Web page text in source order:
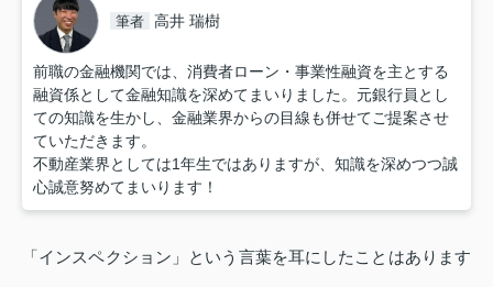
筆者 高井 瑞樹
前職の金融機関では、消費者ローン・事業性融資を主とする
融資係として金融知識を深めてまいりました。元銀行員とし
ての知識を生かし、金融業界からの目線も併せてご提案させ
ていただきます。
不動産業界としては1年生ではありますが、知識を深めつつ誠
心誠意努めてまいります！
「インスペクション」という言葉を耳にしたことはあります